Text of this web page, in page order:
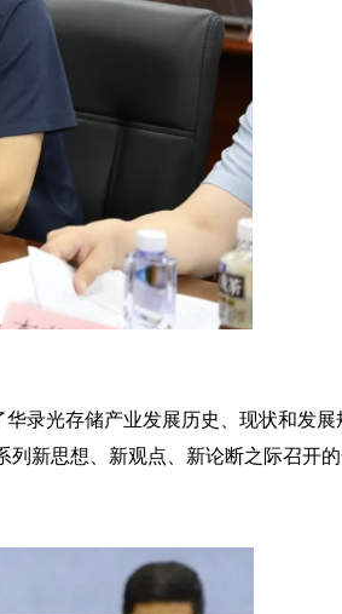
录光存储产业发展历史、现状和发
新思想、新观点、新论断之际召开